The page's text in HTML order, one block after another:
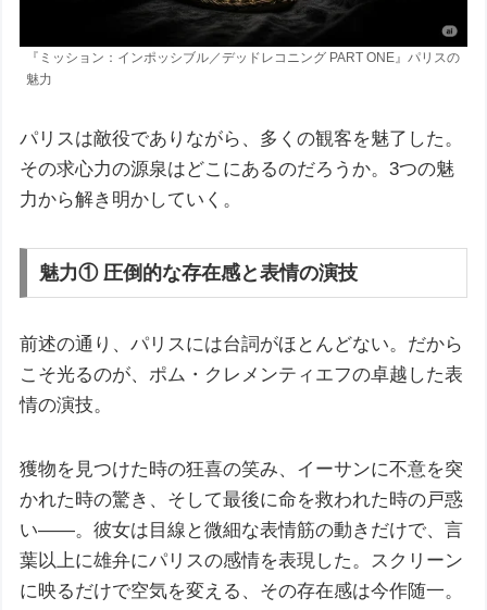
『ミッション：インポッシブル／デッドレコニング PART ONE』パリスの
魅力
パリスは敵役でありながら、多くの観客を魅了した。
その求心力の源泉はどこにあるのだろうか。3つの魅
力から解き明かしていく。
魅力① 圧倒的な存在感と表情の演技
前述の通り、パリスには台詞がほとんどない。だから
こそ光るのが、ポム・クレメンティエフの卓越した表
情の演技。
獲物を見つけた時の狂喜の笑み、イーサンに不意を突
かれた時の驚き、そして最後に命を救われた時の戸惑
い――。彼女は目線と微細な表情筋の動きだけで、言
葉以上に雄弁にパリスの感情を表現した。スクリーン
に映るだけで空気を変える、その存在感は今作随一。